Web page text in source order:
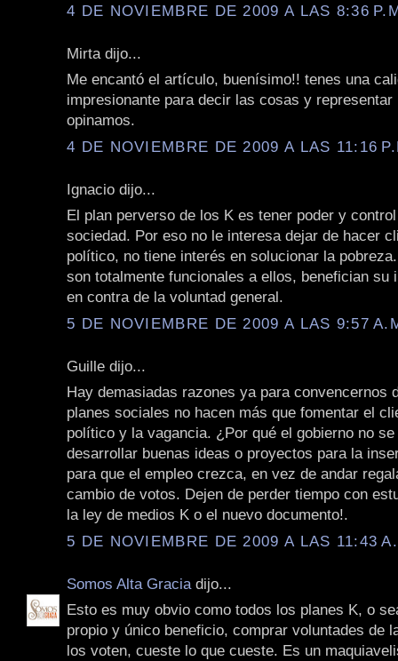
4 DE NOVIEMBRE DE 2009 A LAS 8:36
Mirta dijo...
Me encantó el artículo, buenísimo!! tenes una
impresionante para decir las cosas y representar
opinamos.
4 DE NOVIEMBRE DE 2009 A LAS 11:16
Ignacio dijo...
El plan perverso de los K es tener poder y
sociedad. Por eso no le interesa dejar de hacer
político, no tiene interés en solucionar la
son totalmente funcionales a ellos, benefician su
en contra de la voluntad general.
5 DE NOVIEMBRE DE 2009 A LAS 9:57
Guille dijo...
Hay demasiadas razones ya para convencernos
planes sociales no hacen más que fomentar el
político y la vagancia. ¿Por qué el gobierno no
desarrollar buenas ideas o proyectos para la
para que el empleo crezca, en vez de andar
cambio de votos. Dejen de perder tiempo con
la ley de medios K o el nuevo documento!.
5 DE NOVIEMBRE DE 2009 A LAS 11:43
Somos Alta Gracia dijo...
Esto es muy obvio como todos los planes K, o
propio y único beneficio, comprar voluntades de
los voten, cueste lo que cueste. Es un